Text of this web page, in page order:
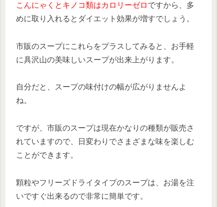
こんにゃくとキノコ類はカロリーゼロ ですから、多
めに取り入れるとダイエット効果が増すでしょう。
市販のスープにこれらをプラスしてみると、お手軽
に具沢山の美味しいスープが出来上がります。
自分だと、スープの味付けの幅が広がりませんよ
ね。
ですが、市販のスープは現在かなりの種類が販売さ
れていますので、日変わりでさまざまな味を楽しむ
ことができます。
顆粒やフリーズドライタイプのスープは、お湯を注
いですぐ出来るので非常に簡単です。